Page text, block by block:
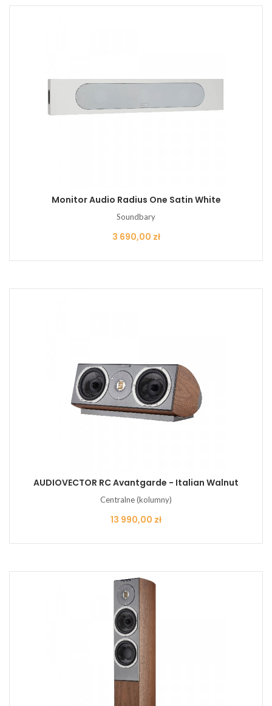
Monitor Audio Radius One Satin White
Soundbary
Cena
3 690,00 zł
AUDIOVECTOR RC Avantgarde - Italian Walnut
Centralne (kolumny)
Cena
13 990,00 zł